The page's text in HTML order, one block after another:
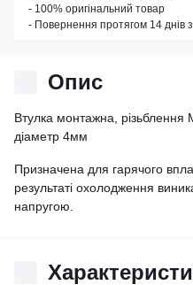
Опис
Втулка монтажна, різьблення
діаметр 4мм
Призначена для гарячого
результаті охолодження
напругою.
- 100% оригінальний товар
- Повернення протягом 14 днів